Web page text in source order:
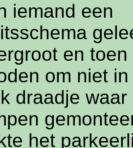
iemand een
en
om niet
draadje
het